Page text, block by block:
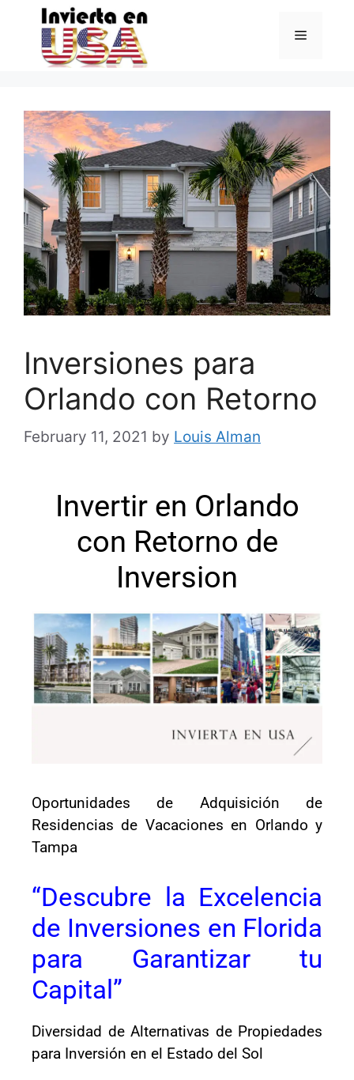
Inversiones para
Orlando con Retorno
February 11, 2021 by Louis Alman
Invertir en Orlando
con Retorno de
Inversion
Oportunidades de Adquisición de
Residencias de Vacaciones en Orlando y
Tampa
“Descubre la Excelencia
de Inversiones en Florida
para Garantizar tu
Capital”
Diversidad de Alternativas de Propiedades
para Inversión en el Estado del Sol